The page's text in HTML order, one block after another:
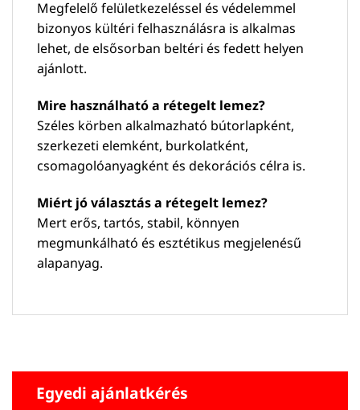
Megfelelő felületkezeléssel és védelemmel
bizonyos kültéri felhasználásra is alkalmas
lehet, de elsősorban beltéri és fedett helyen
ajánlott.
Mire használható a rétegelt lemez?
Széles körben alkalmazható bútorlapként,
szerkezeti elemként, burkolatként,
csomagolóanyagként és dekorációs célra is.
Miért jó választás a rétegelt lemez?
Mert erős, tartós, stabil, könnyen
megmunkálható és esztétikus megjelenésű
alapanyag.
Egyedi ajánlatkérés